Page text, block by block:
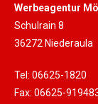
Werbeagentur
Schulrain 8
36272 Niederaula
Tel: 06625-1820
Fax: 06625-